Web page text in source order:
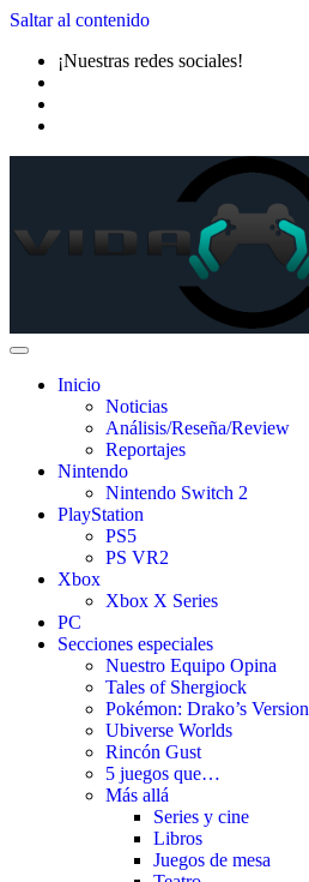
Saltar al contenido
¡Nuestras redes sociales!
Inicio
Noticias
Análisis/Reseña/Review
Reportajes
Nintendo
Nintendo Switch 2
PlayStation
PS5
PS VR2
Xbox
Xbox X Series
PC
Secciones especiales
Nuestro Equipo Opina
Tales of Shergiock
Pokémon: Drako’s Version
Ubiverse Worlds
Rincón Gust
5 juegos que…
Más allá
Series y cine
Libros
Juegos de mesa